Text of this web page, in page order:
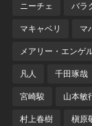
ニーチェ バラ
マキャベリ マ
メアリー・エンゲ
凡人 千田琢哉
宮崎駿 山本敏
村上春樹 槇原